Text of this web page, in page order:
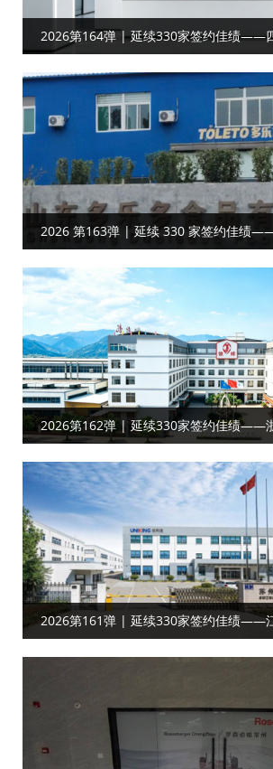
2026第164弹 | 延续330家签约佳绩——
约工厂目视化
2026 第163弹 | 延续 330 家签约佳绩
客户携手共启工厂目视化合作
2026第162弹 | 延续330家签约佳绩——
户合作工厂目视化
2026第161弹 | 延续330家签约佳绩——
达成工厂目视化合作